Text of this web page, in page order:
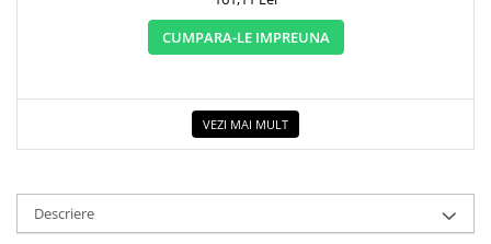
CUMPARA-LE IMPREUNA
VEZI MAI MULT
Descriere